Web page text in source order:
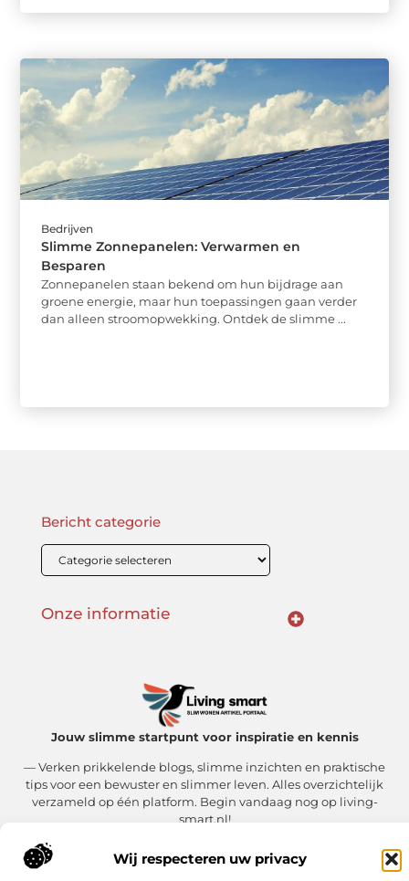
Wij respecteren uw privacy
Bedrijven
Slimme Zonnepanelen: Verwarmen en
Besparen
Zonnepanelen staan bekend om hun bijdrage aan
groene energie, maar hun toepassingen gaan verder
dan alleen stroomopwekking. Ontdek de slimme ...
Jouw slimme startpunt voor inspiratie en kennis
— Verken prikkelende blogs, slimme inzichten en praktische
tips voor een bewuster en slimmer leven. Alles overzichtelijk
verzameld op één platform. Begin vandaag nog op living-
smart.nl!
Onze informatie
Bericht categorie